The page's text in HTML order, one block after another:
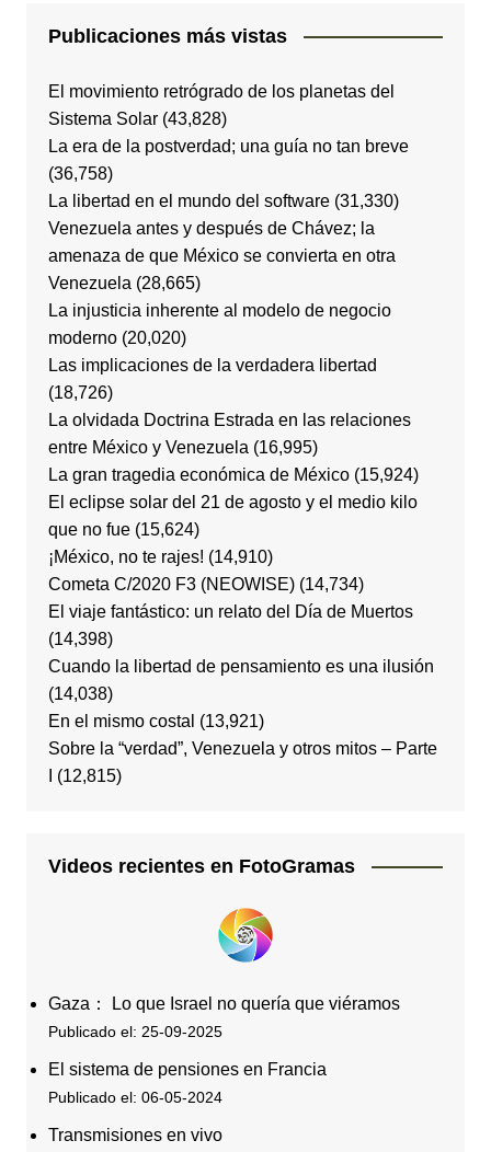
Publicaciones más vistas
El movimiento retrógrado de los planetas del
Sistema Solar (43,828)
La era de la postverdad; una guía no tan breve
(36,758)
La libertad en el mundo del software (31,330)
Venezuela antes y después de Chávez; la
amenaza de que México se convierta en otra
Venezuela (28,665)
La injusticia inherente al modelo de negocio
moderno (20,020)
Las implicaciones de la verdadera libertad
(18,726)
La olvidada Doctrina Estrada en las relaciones
entre México y Venezuela (16,995)
La gran tragedia económica de México (15,924)
El eclipse solar del 21 de agosto y el medio kilo
que no fue (15,624)
¡México, no te rajes! (14,910)
Cometa C/2020 F3 (NEOWISE) (14,734)
El viaje fantástico: un relato del Día de Muertos
(14,398)
Cuando la libertad de pensamiento es una ilusión
(14,038)
En el mismo costal (13,921)
Sobre la “verdad”, Venezuela y otros mitos – Parte
(12,815)
Videos recientes en FotoGramas
Gaza： Lo que Israel no quería que viéramos
Publicado el: 25-09-2025
El sistema de pensiones en Francia
Publicado el: 06-05-2024
Transmisiones en vivo